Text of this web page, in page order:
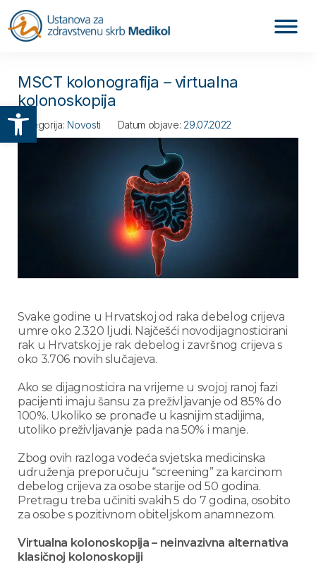
Otvori alatnu traku
MSCT kolonografija – virtualna
kolonoskopija
Kategorija: Novosti Datum objave: 29.07.2022
Svake godine u Hrvatskoj od raka debelog crijeva
umre oko 2.320 ljudi. Najčešći novodijagnosticirani
rak u Hrvatskoj je rak debelog i završnog crijeva s
oko 3.706 novih slučajeva.
Ako se dijagnosticira na vrijeme u svojoj ranoj fazi
pacijenti imaju šansu za preživljavanje od 85% do
100%. Ukoliko se pronađe u kasnijim stadijima,
utoliko preživljavanje pada na 50% i manje.
Zbog ovih razloga vodeća svjetska medicinska
udruženja preporučuju “screening” za karcinom
debelog crijeva za osobe starije od 50 godina.
Pretragu treba učiniti svakih 5 do 7 godina, osobito
za osobe s pozitivnom obiteljskom anamnezom.
Virtualna kolonoskopija – neinvazivna alternativa
klasičnoj kolonoskopiji